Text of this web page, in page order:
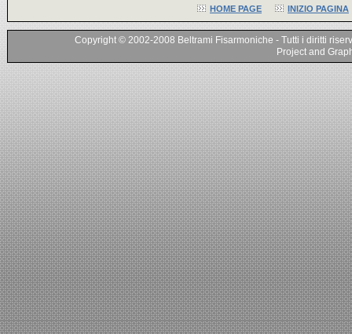
HOME PAGE INIZIO PAGINA
Copyright © 2002-2008 Beltrami Fisarmoniche - Tutti i diritti
Project and